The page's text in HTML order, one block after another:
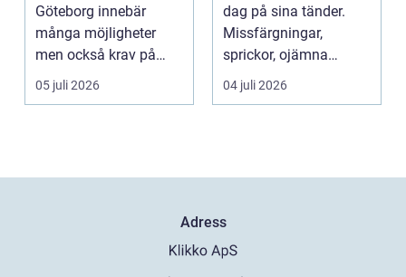
Göteborg innebär
många möjligheter
men också krav på
ordning i ekonomin.
För må...
05 juli 2026
dag på sina tänder.
Missfärgningar,
sprickor, ojämna
kanter eller en sned
tandr...
04 juli 2026
Adress